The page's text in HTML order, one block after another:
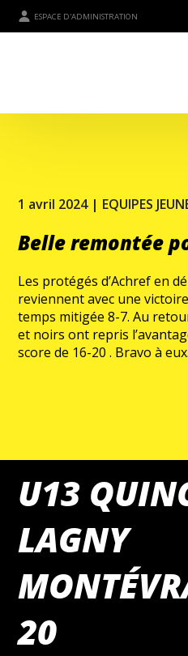
ESPACE D'ADMINISTRATION
U13
LAGNY
20
1 avril 2024 | EQUIPES
Belle remontée
Les protégés d’Achref en
reviennent avec une
temps mitigée 8-7. Au
et noirs ont repris
score de 16-20 . Bravo à eux.